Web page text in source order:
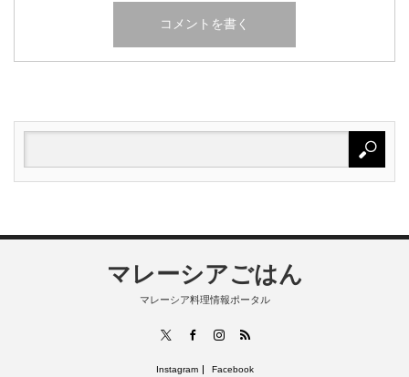
マレーシアごはん
マレーシア料理情報ポータル
FacebookInstagram
RSS
Instagram Facebook